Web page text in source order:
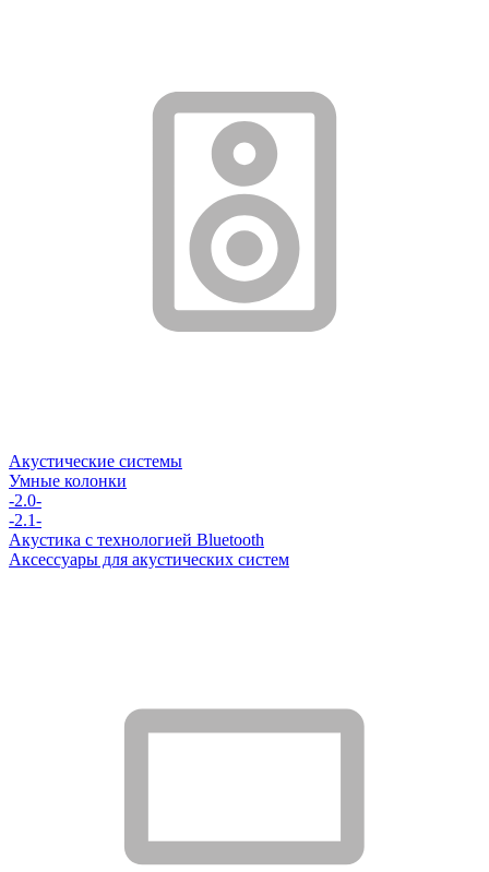
Акустические системы
Умные колонки
-2.0-
-2.1-
Акустика с технологией Bluetooth
Аксессуары для акустических систем